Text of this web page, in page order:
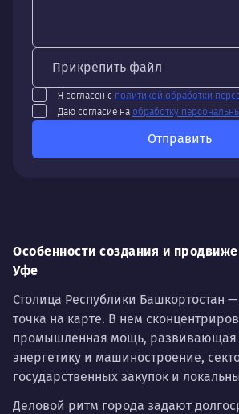
Прикрепить файл
Я согласен с политикой обработки
Даю согласие на обработку
Отправить
Особенности создания и
Уфе
Столица Республики Башкортостан
точка на карте. В нем
промышленная мощь,
энергетику и машиностроение,
государственных закупок и
Деловой ритм города задают